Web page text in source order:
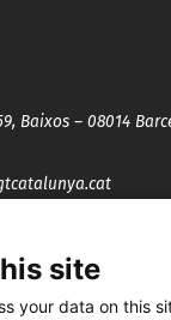
Baixos – 08014
site
your data on this